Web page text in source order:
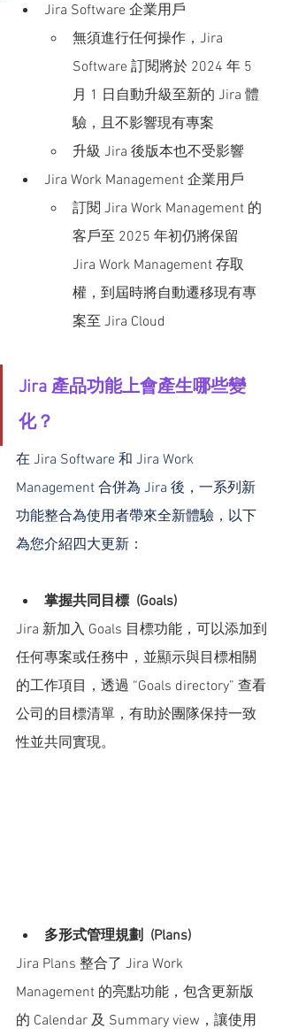
Jira Software 企業用戶
無須進行任何操作，Jira
Software 訂閱將於 2024 年 5
月 1 日自動升級至新的 Jira 體
驗，且不影響現有專案
升級 Jira 後版本也不受影響
Jira Work Management 企業用戶
訂閱 Jira Work Management 的
客戶至 2025 年初仍將保留​​
Jira Work Management 存取
權，到屆時將自動遷移現有專
案至 Jira Cloud
Jira 產品功能上會產生哪些變
化？
在 Jira Software 和 Jira Work
Management 合併為 Jira 後，一系列新
功能整合為使用者帶來全新體驗，以下
為您介紹四大更新：
掌握共同目標  (Goals)
Jira 新加入 Goals 目標功能，可以添加到
任何專案或任務中，並顯示與目標相關
的工作項目，透過 “Goals directory” 查看
公司的目標清單，有助於團隊保持一致
性並共同實現。
多形式管理規劃  (Plans)
Jira Plans 整合了 Jira Work
Management 的亮點功能，包含更新版
的 Calendar 及 Summary view，讓使用